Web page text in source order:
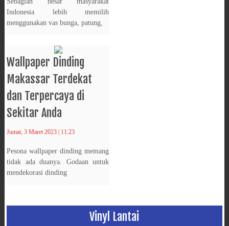
Indonesia lebih memilih
menggunakan vas bunga, patung,
Wallpaper Dinding
Makassar Terdekat
dan Terpercaya di
Sekitar Anda
Jumat, 3 Maret 2023 | 11:23
Pesona wallpaper dinding memang
tidak ada duanya. Godaan untuk
mendekorasi dinding
Vinyl Lantai